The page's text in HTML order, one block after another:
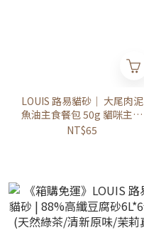
LOUIS 路易貓砂｜ 大尾肉泥
魚油主食餐包 50g 貓咪主食
餐包
NT$65